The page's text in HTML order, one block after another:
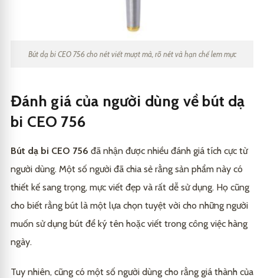
Bút dạ bi CEO 756 cho nét viết mượt mà, rõ nét và hạn chế lem mực
Đánh giá của người dùng về bút dạ
bi CEO 756
Bút dạ bi CEO 756 đã nhận được nhiều đánh giá tích cực từ
người dùng. Một số người đã chia sẻ rằng sản phẩm này có
thiết kế sang trọng, mực viết đẹp và rất dễ sử dụng. Họ cũng
cho biết rằng bút là một lựa chọn tuyệt vời cho những người
muốn sử dụng bút để ký tên hoặc viết trong công việc hàng
ngày.
Tuy nhiên, cũng có một số người dùng cho rằng giá thành của